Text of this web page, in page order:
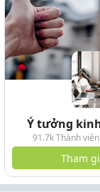
Ý tưởng
91.7k Thành viên
Tham